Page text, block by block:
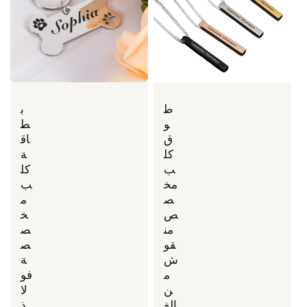
ب
ط
اق
ة
كل
ب
م
خ
ص
ص
ة
فو
لا
ط
و
ق
كل
ب
مخ
ص
ص
من
قو
ش
م
ن